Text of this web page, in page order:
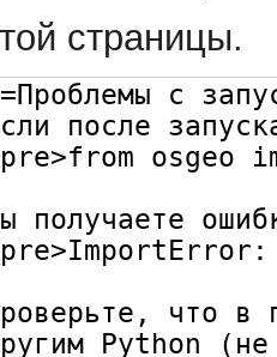
страницы.